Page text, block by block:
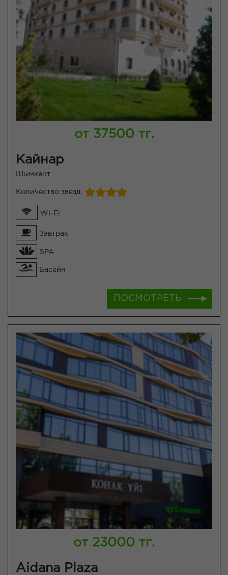
от 37500 тг.
Кайнар
Шымкент
Количество звезд:
Wi-Fi
Завтрак
SPA
Басейн
ПОСМОТРЕТЬ
от 23000 тг.
Aidana Plaza